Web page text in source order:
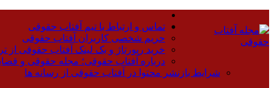
تماس و ارتباط با تیم آفتاب حقوقی
حریم شخصی کاربران آفتاب حقوقی
خرید رپورتاژ و بک لینک آفتاب حقوقی از
درباره آفتاب حقوقی؛ مجله حقوقی و
شرایط بازنشر محتوا در آفتاب حقوقی از رسانه ها